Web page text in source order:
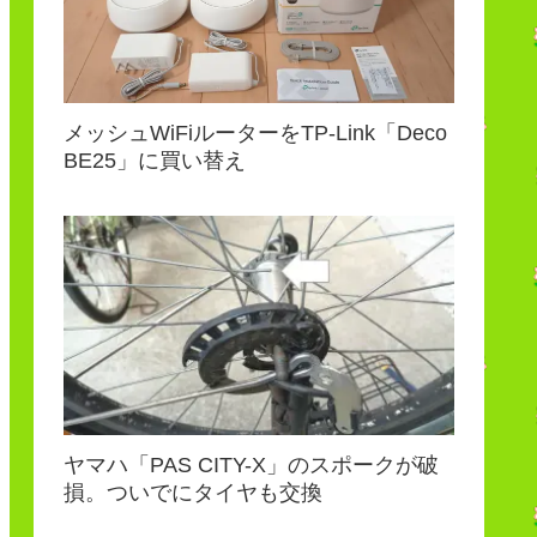
メッシュWiFiルーターをTP-Link「Deco
BE25」に買い替え
ヤマハ「PAS CITY-X」のスポークが破
損。ついでにタイヤも交換